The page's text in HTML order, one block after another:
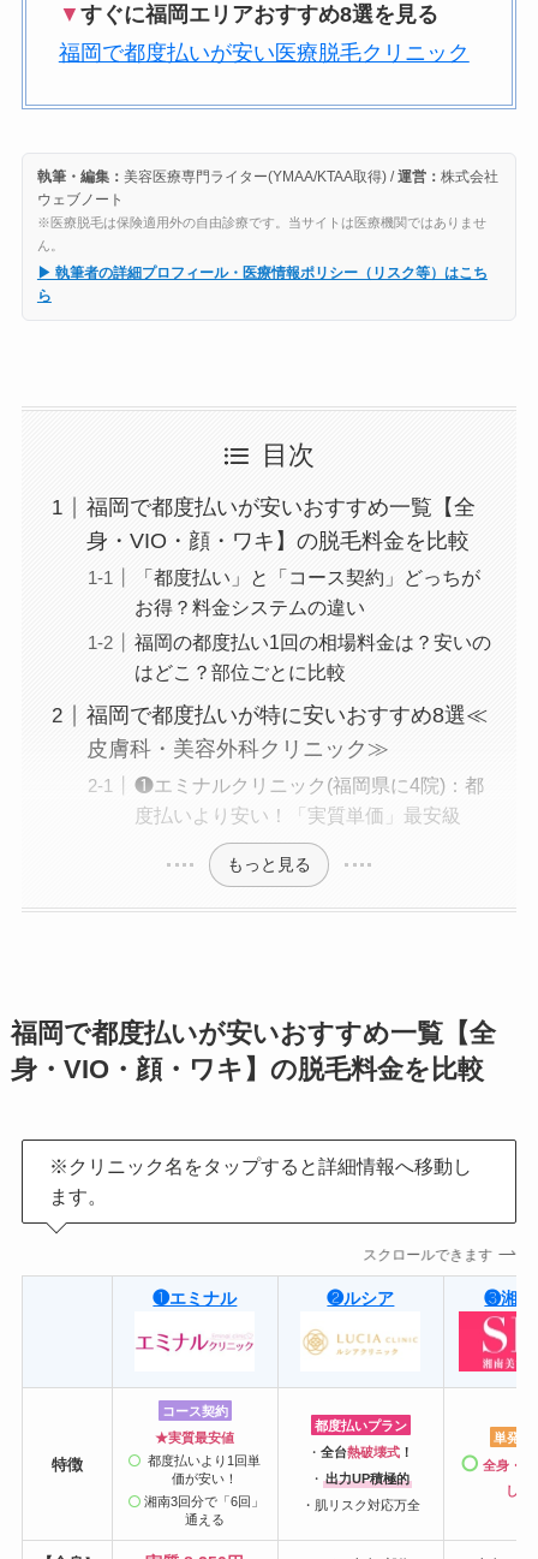
▼ すぐに福岡エリアおすすめ8選を見る
福岡で都度払いが安い医療脱毛クリニック
執筆・編集： 美容医療専門ライター(YMAA/KTAA取得) /運営： 株式会社
ウェブノート
※医療脱毛は保険適用外の自由診療です。当サイトは医療機関ではありませ
ん。
▶ 執筆者の詳細プロフィール・医療情報ポリシー（リスク等）はこち
ら
目次
福岡で都度払いが安いおすすめ一覧【全
身・VIO・顔・ワキ】の脱毛料金を比較
「都度払い」と「コース契約」どっちが
お得？料金システムの違い
福岡の都度払い1回の相場料金は？安いの
はどこ？部位ごとに比較
福岡で都度払いが特に安いおすすめ8選≪
皮膚科・美容外科クリニック≫
❶エミナルクリニック(福岡県に4院)：都
度払いより安い！「実質単価」最安級
もっと見る
福岡で都度払いが安いおすすめ一覧【全
身・VIO・顔・ワキ】の脱毛料金を比較
※クリニック名をタップすると詳細情報へ移動し
ます。
スクロールできます
❶エミナル ❷ルシア ❸湘南
特徴
コース契約
★実質最安値
都度払いより1回単
価が安い！
湘南3回分で「6回」
通える
都度払いプラン
・全台熱破壊式 ！
・ 出力UP積極的
・肌リスク対応万全
単発プ
全身・
し